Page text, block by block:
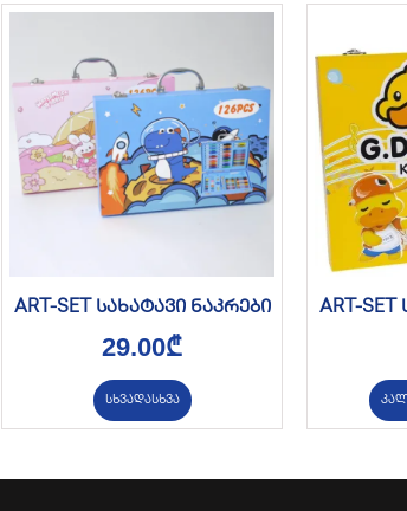
ART-SET სახატავი ნაკრები
29.00₾
სხვადასხვა
ART-